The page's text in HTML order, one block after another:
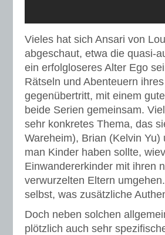
Vieles hat sich Ansari von
abgeschaut, etwa die quasi-
ein erfolgloseres Alter Ego
Rätseln und Abenteuern
gegenübertritt, mit einem
beide Serien gemeinsam.
sehr konkretes Thema, das
Wareheim), Brian (Kelvin
man Kinder haben sollte,
Einwandererkinder mit ihren
verwurzelten Eltern
selbst, was zusätzliche
Doch neben solchen
plötzlich auch sehr